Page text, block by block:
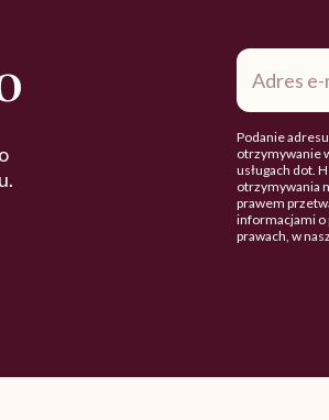
Adres
mail*
Podanie
otrzymywanie
usługach dot.
otrzymywania
prawem
informacjami o
prawach, w